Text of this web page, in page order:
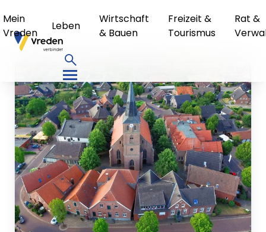
Mein
Vreden
Leben
Wirtschaft
& Bauen
Freizeit &
Tourismus
Rat &